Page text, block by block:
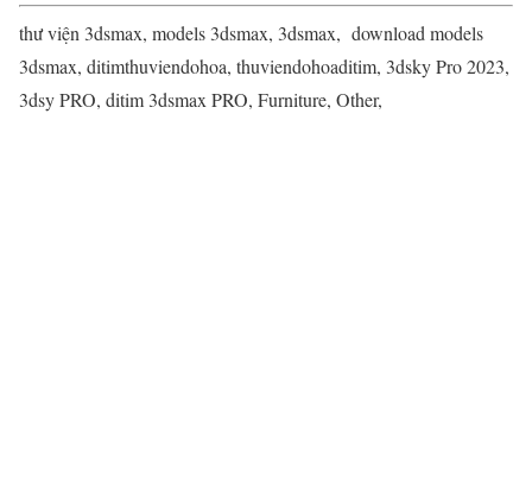
thư viện 3dsmax, models 3dsmax, 3dsmax, download models
3dsmax, ditimthuviendohoa, thuviendohoaditim, 3dsky Pro 2023,
3dsy PRO, ditim 3dsmax PRO, Furniture, Other,